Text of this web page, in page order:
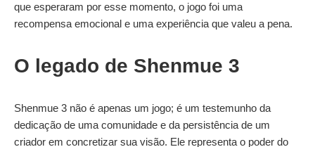
que esperaram por esse momento, o jogo foi uma
recompensa emocional e uma experiência que valeu a pena.
O legado de Shenmue 3
Shenmue 3 não é apenas um jogo; é um testemunho da
dedicação de uma comunidade e da persistência de um
criador em concretizar sua visão. Ele representa o poder do